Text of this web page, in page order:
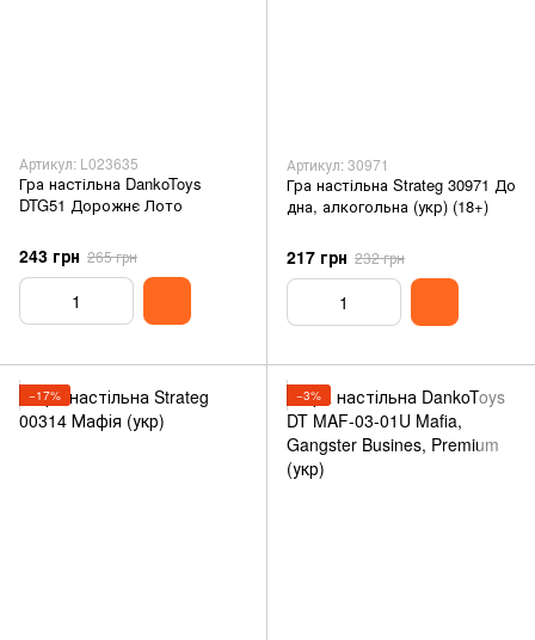
Артикул: L023635
Гра настільна DankoToys
DTG51 Дорожнє Лото
243 грн 265 грн
Артикул: 30971
Гра настільна Strateg 30971 До
дна, алкогольна (укр) (18+)
217 грн 232 грн
−17% −3%